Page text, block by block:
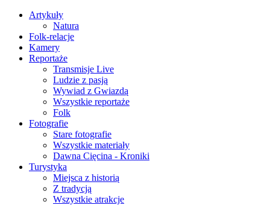
Artykuły
Natura
Folk-relacje
Kamery
Reportaże
Transmisje Live
Ludzie z pasją
Wywiad z Gwiazdą
Wszystkie reportaże
Folk
Fotografie
Stare fotografie
Wszystkie materiały
Dawna Cięcina - Kroniki
Turystyka
Miejsca z historią
Z tradycją
Wszystkie atrakcje